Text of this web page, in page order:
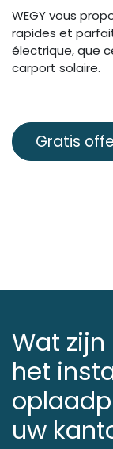
WEGY vous
rapides et
électrique, que
carport solaire.
Gratis
Wat
het
uw